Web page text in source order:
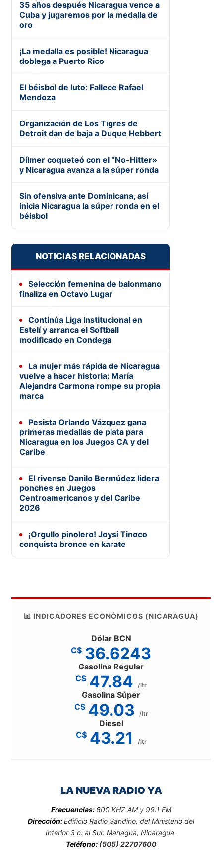
35 años después Nicaragua vence a
Cuba y jugaremos por la medalla de
oro
¡La medalla es posible! Nicaragua
doblega a Puerto Rico
El béisbol de luto: Fallece Rafael
Mendoza
Organización de Los Tigres de
Detroit dan de baja a Duque Hebbert
Dílmer coqueteó con el “No-Hitter»
y Nicaragua avanza a la súper ronda
Sin ofensiva ante Dominicana, así
inicia Nicaragua la súper ronda en el
béisbol
NOTICIAS RELACIONADAS
Selección femenina de balonmano
finaliza en Octavo Lugar
Continúa Liga Institucional en
Estelí y arranca el Softball
modificado en Condega
La mujer más rápida de Nicaragua
vuelve a hacer historia: María
Alejandra Carmona rompe su propia
marca
Pesista Orlando Vázquez gana
primeras medallas de plata para
Nicaragua en los Juegos CA y del
Caribe
El rivense Danilo Bermúdez lidera
ponches en Juegos
Centroamericanos y del Caribe
2026
¡Orgullo pinolero! Joysi Tinoco
conquista bronce en karate
📊 INDICADORES ECONÓMICOS (NICARAGUA)
Dólar BCN
C$ 36.6243
Gasolina Regular
C$ 47.84 /ltr
Gasolina Súper
C$ 49.03 /ltr
Diesel
C$ 43.21 /ltr
LA NUEVA RADIO YA
Frecuencias: 600 KHZ AM y 99.1 FM
Dirección:Edificio Radio Sandino, del Ministerio del
Interior 3 c. al Sur. Managua, Nicaragua.
Teléfono: (505) 22707600